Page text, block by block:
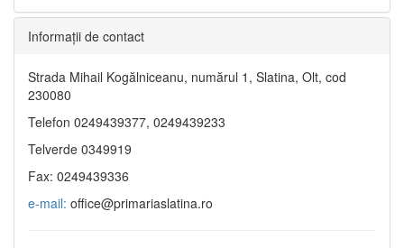
Informaţii de contact
Strada Mihail Kogălniceanu, numărul 1, Slatina, Olt, cod
230080
Telefon 0249439377, 0249439233
Telverde 0349919
Fax: 0249439336
e-mail: office@primariaslatina.ro